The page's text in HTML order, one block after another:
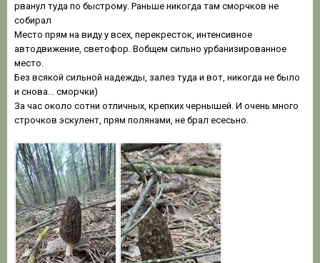
рванул туда по быстрому. Раньше никогда там сморчков не
собирал
Место прям на виду у всех, перекресток, интенсивное
автодвижение, светофор. Вобщем сильно урбанизированное
место.
Без всякой сильной надежды, залез туда и вот, никогда не было
и снова... сморчки)
За час около сотни отличных, крепких чернышей. И очень много
строчков эскулент, прям полянами, не брал есесьно.